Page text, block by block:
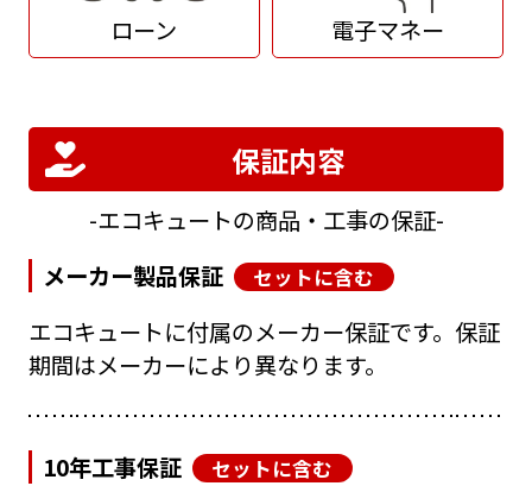
ローン 電子マネー
保証内容
エコキュートの商品・工事の保証
メーカー製品保証
セットに含む
エコキュートに付属のメーカー保証です。保証
期間はメーカーにより異なります。
10年工事保証 セットに含む